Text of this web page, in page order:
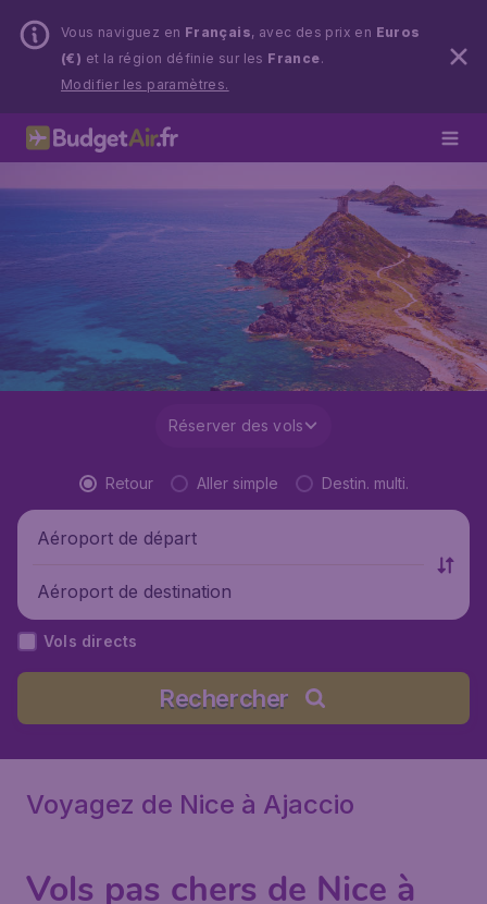
Vous naviguez en Français, avec des prix en Euros
(€) et la région définie sur les France.
Modifier les paramètres.
Réserver des vols
Retour Aller simple Destin. multi.
Aéroport de départ
Aéroport de destination
Vols directs
Rechercher
Voyagez de Nice à Ajaccio
Vols pas chers de Nice à